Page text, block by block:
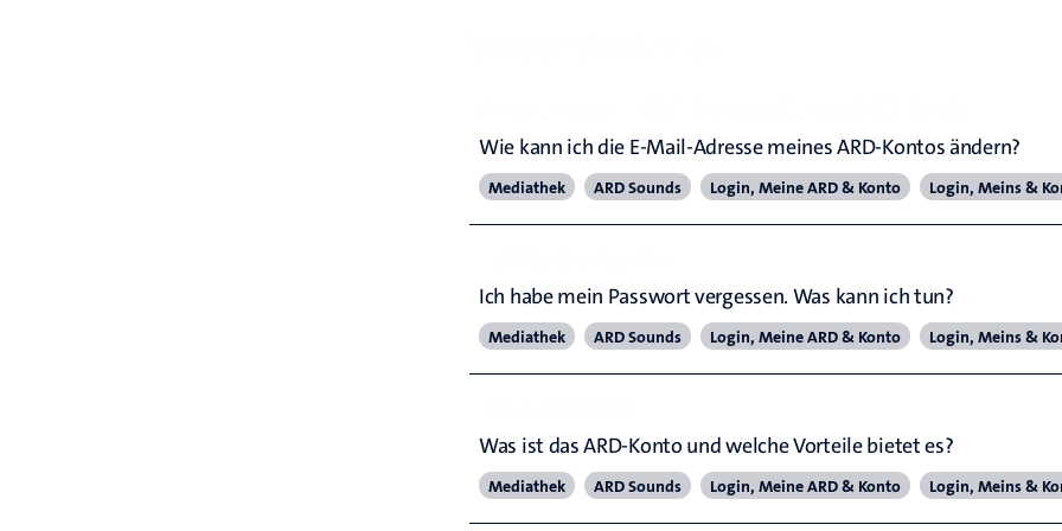
Wie kann ich die E-Mail-Adresse meines ARD-Kontos ändern?
Mediathek ARD Sounds Login, Meine ARD & Konto Login, Meins &
Ich habe mein Passwort vergessen. Was kann ich tun?
Mediathek ARD Sounds Login, Meine ARD & Konto Login, Meins &
Was ist das ARD-Konto und welche Vorteile bietet es?
Mediathek ARD Sounds Login, Meine ARD & Konto Login, Meins &